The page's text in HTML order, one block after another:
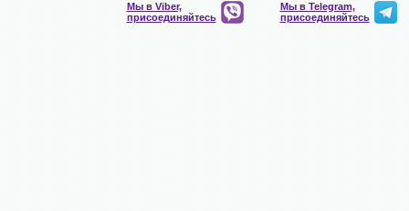
Мы в Viber,
присоединяйтесь
Мы в Telegram,
присоединяйтесь